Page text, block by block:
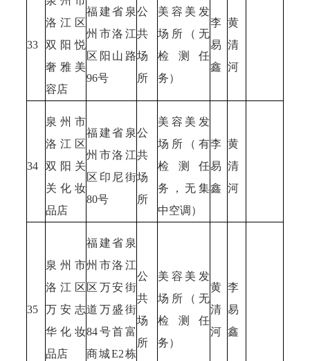
33
洛江区
双阳悦
奢雅美
容店
福建省泉
州市洛江
区阳山路
96号
公
共
场
所
美容美发
场所（无
检测任
务）
李
易
鑫
黄
清
河
34
泉州市
洛江区
双阳关
关化妆
品店
福建省泉
州市洛江
区印尼街
80号
公
共
场
所
美容美发
场所（有
检测任
务，无集
中空调）
李
易
鑫
黄
清
河
35
泉州市
洛江区
万安志
华化妆
品店
福建省泉
州市洛江
区万安街
道万盛街
84号首富
商城E2栋
公
共
场
所
美容美发
场所（无
检测任
务）
黄
清
河
李
易
鑫